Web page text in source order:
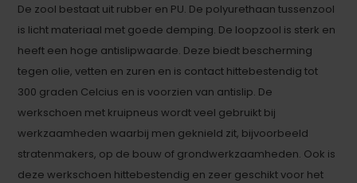
De zool bestaat uit rubber en PU. De polyurethaan tussenzool
is licht materiaal met goede demping. De loopzool is sterk en
heeft een hoge antislipwaarde. Deze biedt bescherming
tegen olie, vetten en zuren en is contact hittebestendig tot
300 graden Celcius en is voorzien van antislip. De
werkschoen met kruipneus wordt veel gebruikt bij
werkzaamheden waarbij men geknield zit, bijvoorbeeld
stratenmakers, op de bouw of grondwerkzaamheden. Ook is
deze werkschoen hittebestendig en zeer geschikt voor het